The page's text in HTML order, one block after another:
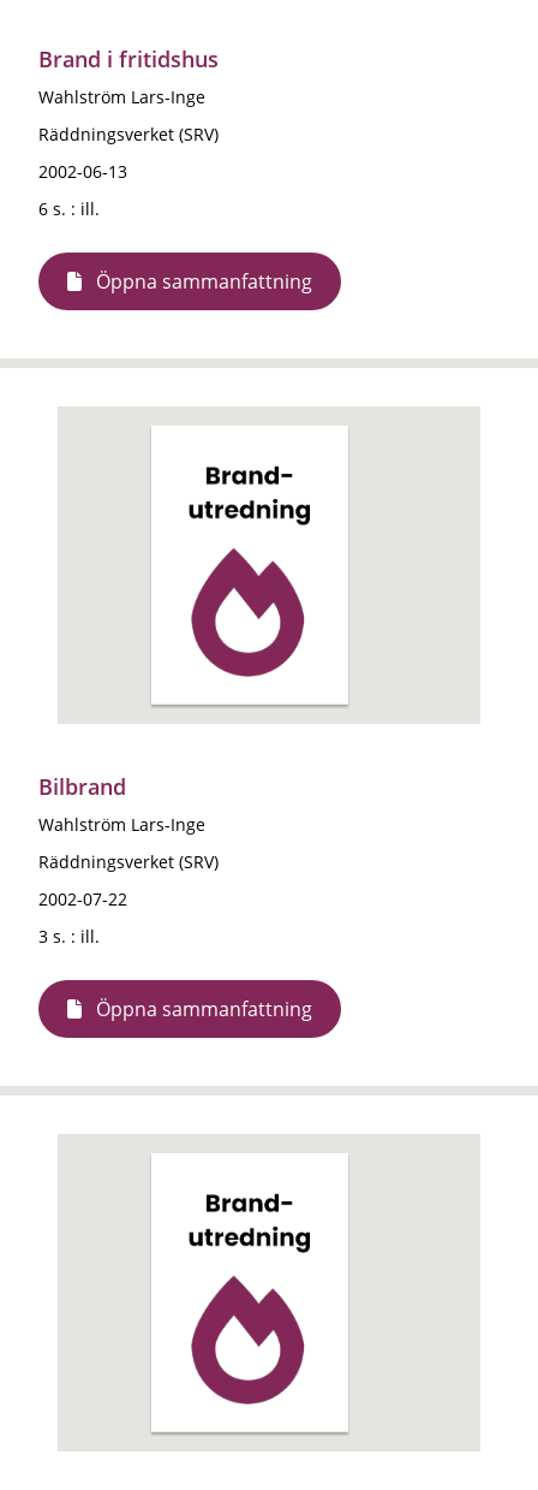
Brand i fritidshus
Wahlström Lars-Inge
Räddningsverket (SRV)
2002-06-13
6 s. : ill.
Öppna sammanfattning
Bilbrand
Wahlström Lars-Inge
Räddningsverket (SRV)
2002-07-22
3 s. : ill.
Öppna sammanfattning